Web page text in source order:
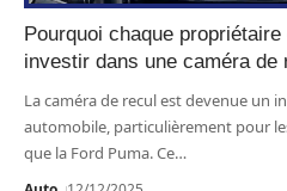
Pourquoi chaque
investir dans une caméra de
La caméra de recul est devenue un
automobile, particulièrement pour
que la Ford Puma. Ce…